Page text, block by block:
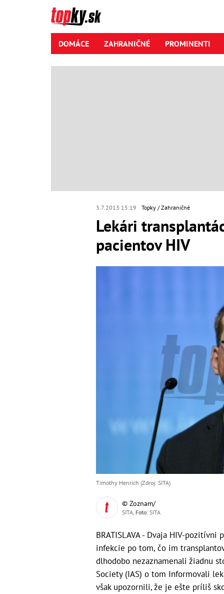
DOMÁCE ZAHRANIČNÉ PROMINENTI
3.7.2013 15:19 Topky Zahraničné
Lekári
pacientov HIV
Timothy Henrich (Zdroj: SITA)
© Zoznam/
SITA, Foto: SITA
BRATISLAVA - Dvaja HIV-
infekcie po tom, čo im
dlhodobo nezaznamenali žiadnu
Society (IAS) o tom Informovali
však upozornili, že je ešte príliš